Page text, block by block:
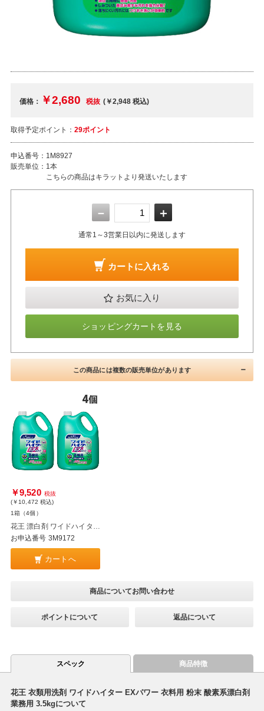
価格： ￥2,680 税抜 (￥2,948税込)
取得予定ポイント： 29ポイント
申込番号： 1M8927
販売単位： 1本
こちらの商品はキラットより発送いたします
－ ＋
通常1～3営業日以内に発送します
カートに入れる
お気に入り
ショッピングカートを見る
この商品には複数の販売単位があります
￥9,520 税抜
(￥10,472 税込)
1箱（4個）
花王 漂白剤 ワイドハイター EXパワー 粉末タイプ 業務用 3.5kg×4個
お申込番号 3M9172
カートへ
商品についてお問い合わせ
ポイントについて 返品について
スペック 商品特徴
花王 衣類用洗剤 ワイドハイター EXパワー 衣料用 粉末 酸素系漂白剤
業務用 3.5kgについて